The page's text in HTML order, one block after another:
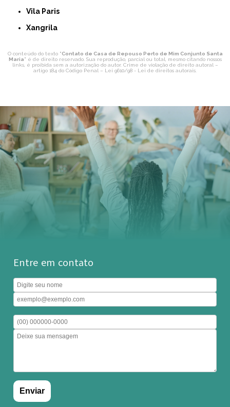
Vila Paris
Xangrila
O conteúdo do texto "Contato de Casa de Repouso Perto de Mim Conjunto Santa
Maria" é de direito reservado. Sua reprodução, parcial ou total, mesmo citando nossos
links, é proibida sem a autorização do autor. Crime de violação de direito autoral –
artigo 184 do Código Penal – Lei 9610/98 - Lei de direitos autorais.
Entre em contato